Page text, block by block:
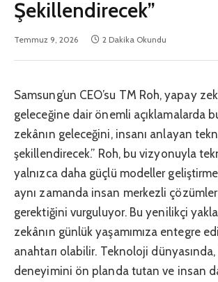
Şekillendirecek”
Temmuz 9, 2026 2 Dakika Okundu
Samsung’un CEO’su TM Roh, yapay
geleceğine dair önemli açıklamalarda
zekânın geleceğini, insanı anlayan
şekillendirecek.” Roh, bu vizyonuyla
yalnızca daha güçlü modeller
aynı zamanda insan merkezli çözümler
gerektiğini vurguluyor. Bu yenilikçi
zekânın günlük yaşamımıza entegre
anahtarı olabilir. Teknoloji dünyasında,
deneyimini ön planda tutan ve insan